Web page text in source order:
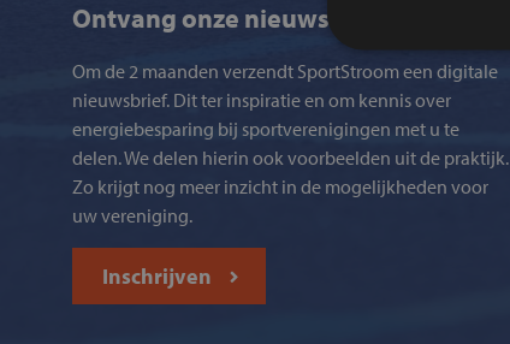
Ontvang onze nieuwsbrief
Om de 2 maanden verzendt SportStroom een digitale
nieuwsbrief. Dit ter inspiratie en om kennis over
energiebesparing bij sportverenigingen met u te
delen. We delen hierin ook voorbeelden uit de praktijk.
Zo krijgt nog meer inzicht in de mogelijkheden voor
uw vereniging.
Inschrijven